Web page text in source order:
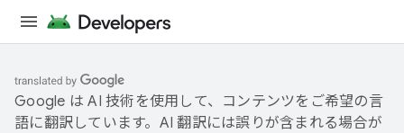
Google は AI 技術を使用して、コンテンツをご希望の言
語に翻訳しています。AI 翻訳には誤りが含まれる場合が